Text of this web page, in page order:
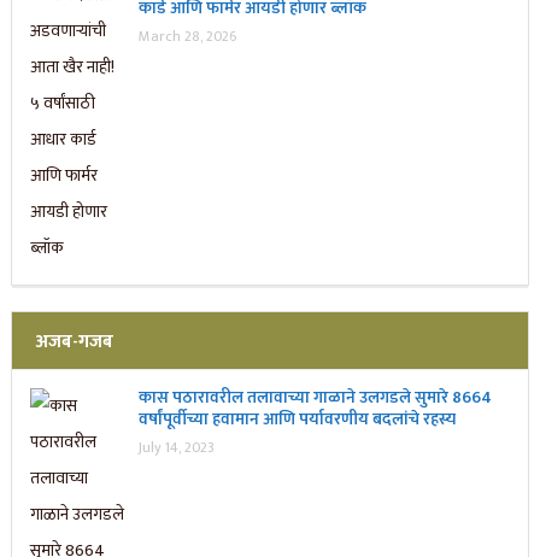
कार्ड आणि फार्मर आयडी होणार ब्लॉक
March 28, 2026
अजब-गजब
कास पठारावरील तलावाच्या गाळाने उलगडले सुमारे 8664
वर्षांपूर्वीच्या हवामान आणि पर्यावरणीय बदलांचे रहस्य
July 14, 2023